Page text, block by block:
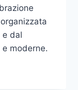
e dal
moderne.